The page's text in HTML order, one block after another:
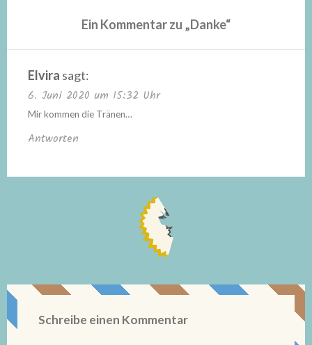
Ein Kommentar zu „Danke“
Elvira sagt:
6. Juni 2020 um 15:32 Uhr
Mir kommen die Tränen…
Antworten
Schreibe einen Kommentar